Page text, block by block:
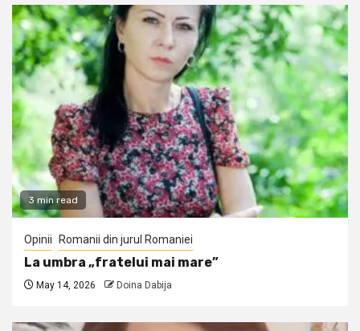
3 min read
Opinii Romanii din jurul Romaniei
La umbra „fratelui mai mare”
May 14, 2026 Doina Dabija